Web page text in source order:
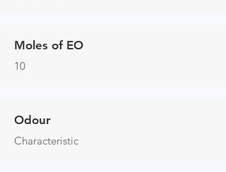
Moles of EO
10
Odour
Characteristic